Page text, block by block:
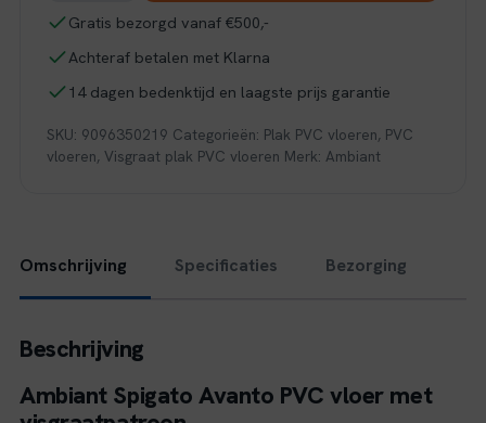
Avanto
dryback
light
aantal
Gratis bezorgd vanaf €500,-
Achteraf betalen met Klarna
14 dagen bedenktijd en laagste prijs garantie
SKU: 9096350219 Categorieën: Plak PVC vloeren, PVC
vloeren, Visgraat plak PVC vloeren Merk: Ambiant
Omschrijving Specificaties Bezorging
Beschrijving
Ambiant Spigato Avanto PVC vloer met